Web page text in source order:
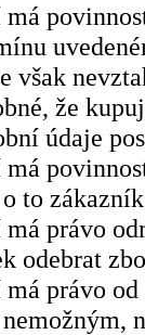
však
že
údaje
to
právo
odebrat
právo